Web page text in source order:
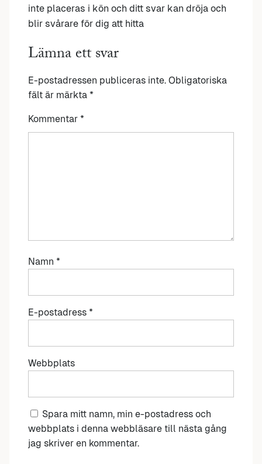
inte placeras i kön och ditt svar kan dröja och
blir svårare för dig att hitta
Lämna ett svar
E-postadressen publiceras inte. Obligatoriska
fält är märkta *
Kommentar *
Namn *
E-postadress *
Webbplats
Spara mitt namn, min e-postadress och
webbplats i denna webbläsare till nästa gång
jag skriver en kommentar.